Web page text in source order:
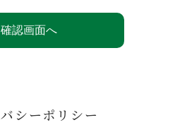
シーポリシー